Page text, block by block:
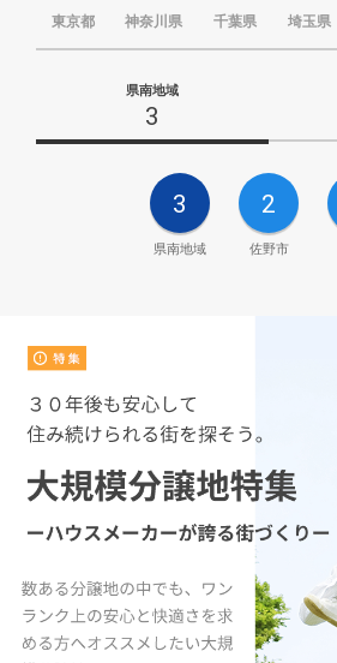
東京都 神奈川県 千葉県 埼玉県
県南地域
3
3
県南地域
2
佐野市